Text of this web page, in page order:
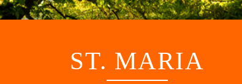
content
ST. MARIA